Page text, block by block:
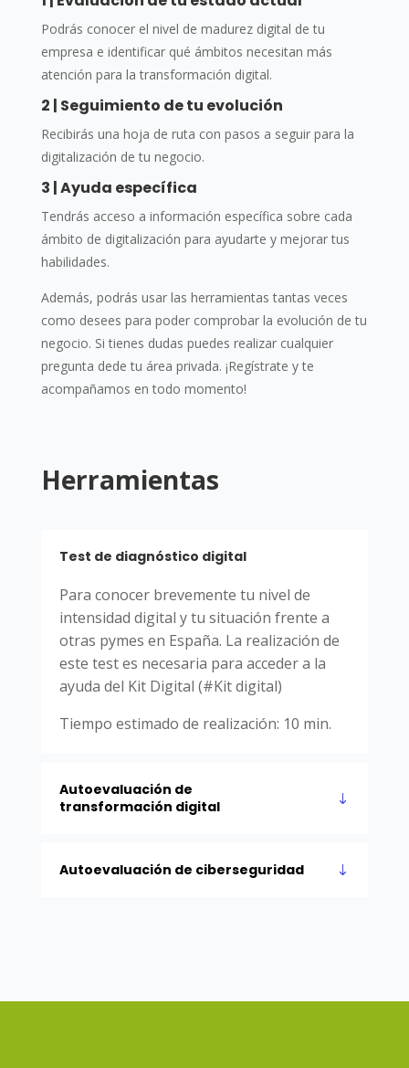
Podrás conocer el nivel de madurez digital de tu
empresa e identificar qué ámbitos necesitan más
atención para la transformación digital.
2 | Seguimiento de tu evolución
Recibirás una hoja de ruta con pasos a seguir para la
digitalización de tu negocio.
3 | Ayuda específica
Tendrás acceso a información específica sobre cada
ámbito de digitalización para ayudarte y mejorar tus
habilidades.
Además, podrás usar las herramientas tantas veces
como desees para poder comprobar la evolución de tu
negocio. Si tienes dudas puedes realizar cualquier
pregunta dede tu área privada. ¡Regístrate y te
acompañamos en todo momento!
Herramientas
Test de diagnóstico digital
Para conocer brevemente tu nivel de
intensidad digital y tu situación frente a
otras pymes en España. La realización de
este test es necesaria para acceder a la
ayuda del Kit Digital (#Kit digital)
Tiempo estimado de realización: 10 min.
Autoevaluación de
transformación digital
Autoevaluación de ciberseguridad